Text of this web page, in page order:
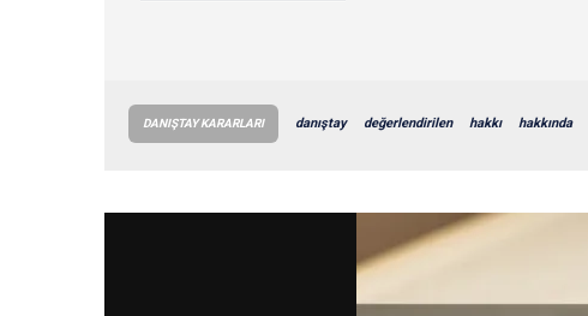
DANIŞTAY KARARLARI danıştay değerlendirilen hakkı hakkında